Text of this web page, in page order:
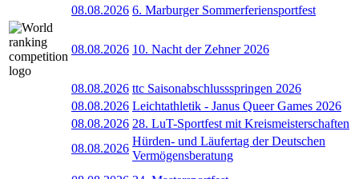
08.08.2026 6. Marburger Sommerferiensportfest
08.08.2026 10. Nacht der Zehner 2026
08.08.2026 ttc Saisonabschlussspringen 2026
08.08.2026 Leichtathletik - Janus Queer Games 2026
08.08.2026 28. LuT-Sportfest mit Kreismeisterschaften
08.08.2026
Hürden- und Läufertag der Deutschen
Vermögensberatung